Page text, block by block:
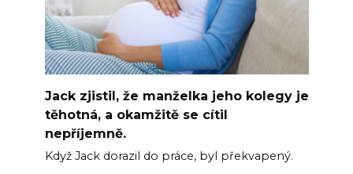
Jack zjistil, že manželka jeho kolegy je
těhotná, a okamžitě se cítil
nepříjemně.
Když Jack dorazil do práce, byl překvapený.